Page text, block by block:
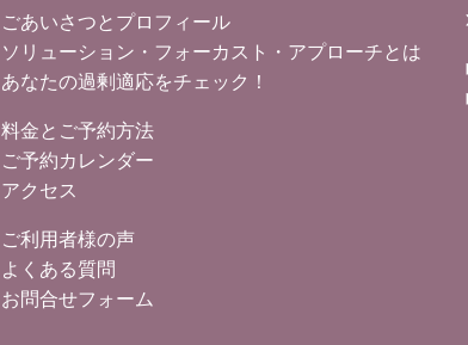
ごあいさつとプロフィール
ソリューション・フォーカスト・アプローチとは
あなたの過剰適応をチェック！
料金とご予約方法
ご予約カレンダー
アクセス
ご利用者様の声
よくある質問
お問合せフォーム